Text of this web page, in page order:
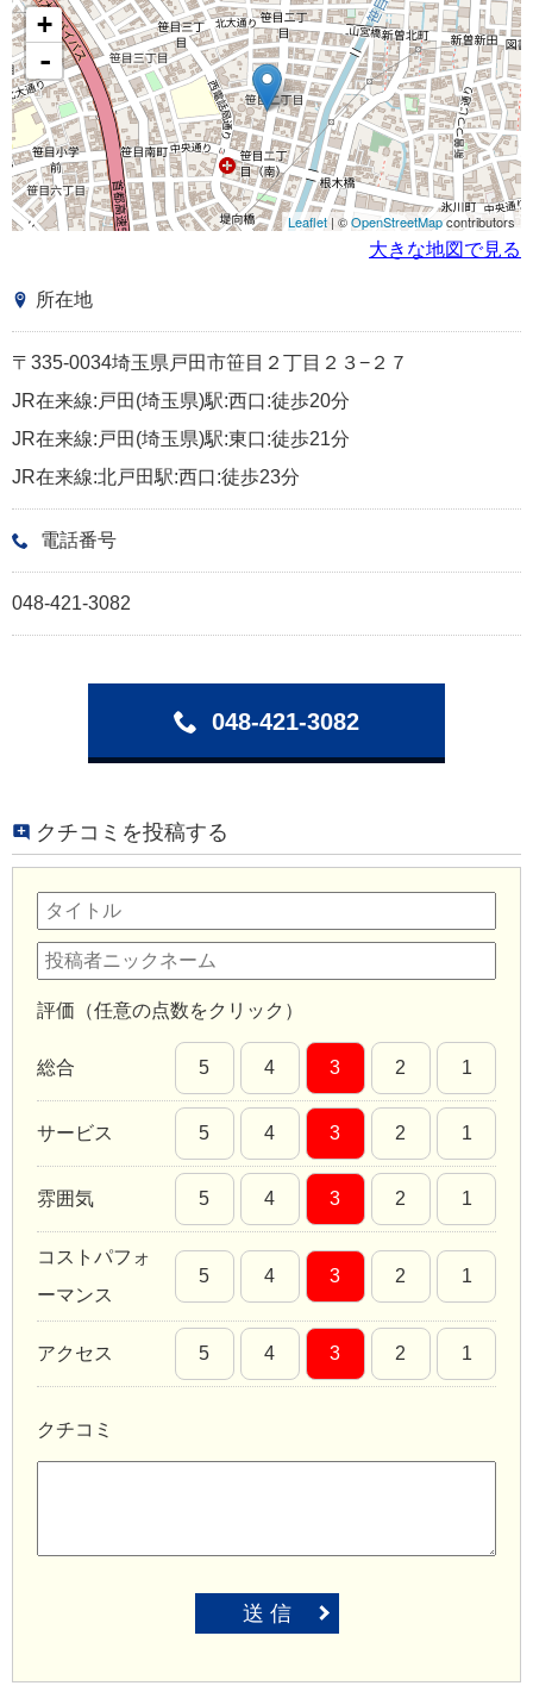
+
-
Leaflet| ©OpenStreetMapcontributors
大きな地図で見る
所在地
〒335-0034埼玉県戸田市笹目２丁目２３−２７
JR在来線:戸田(埼玉県)駅:西口:徒歩20分
JR在来線:戸田(埼玉県)駅:東口:徒歩21分
JR在来線:北戸田駅:西口:徒歩23分
電話番号
048-421-3082
048-421-3082
クチコミを投稿する
評価（任意の点数をクリック）
総合 5 4 3 2 1
サービス 5 4 3 2 1
雰囲気 5 4 3 2 1
コストパフォ
ーマンス
5 4 3 2 1
アクセス 5 4 3 2 1
クチコミ
送 信